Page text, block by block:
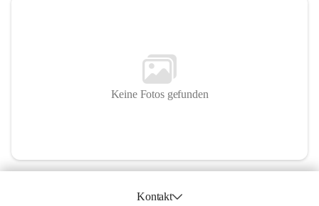
Keine Fotos gefunden
Kontakt